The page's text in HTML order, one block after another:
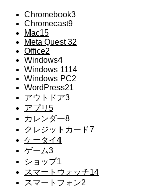
Chromebook3
Chromecast9
Mac15
Meta Quest 32
Office2
Windows4
Windows 1114
Windows PC2
WordPress21
アウトドア3
アプリ 5
カレンダー8
クレジットカード7
ケータイ4
ゲーム3
ショップ1
スマートウォッチ14
スマートフォン2